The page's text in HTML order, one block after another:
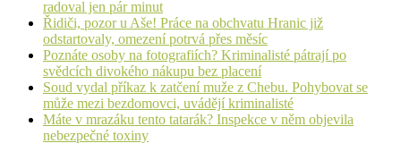
radoval jen pár minut
Řidiči, pozor u Aše! Práce na obchvatu Hranic již
odstartovaly, omezení potrvá přes měsíc
Poznáte osoby na fotografiích? Kriminalisté pátrají po
svědcích divokého nákupu bez placení
Soud vydal příkaz k zatčení muže z Chebu. Pohybovat se
může mezi bezdomovci, uvádějí kriminalisté
Máte v mrazáku tento tatarák? Inspekce v něm objevila
nebezpečné toxiny